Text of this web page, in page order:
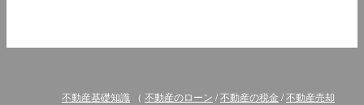
不動産基礎知識 （ 不動産のローン /不動産の税金 /不動産売却